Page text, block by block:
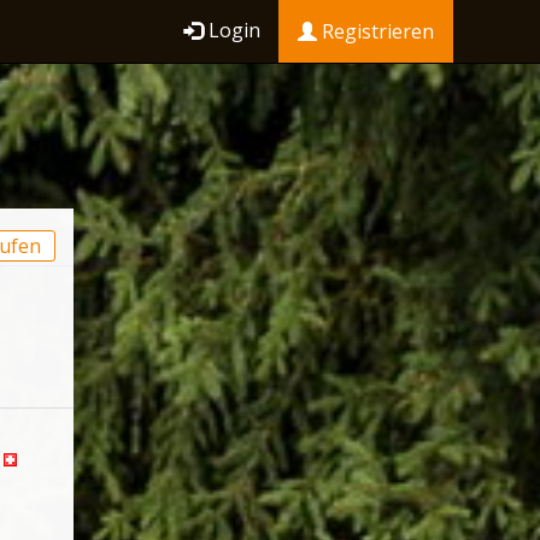
Login Registrieren